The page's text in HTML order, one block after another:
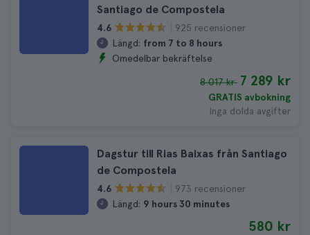
Santiago de Compostela
4.6
925 recensioner
Längd: from 7 to 8 hours
Omedelbar bekräftelse
8 017 kr 7 289 kr
GRATIS avbokning
Inga dolda avgifter
Dagstur till Rias Baixas från Santiago
de Compostela
4.6
973 recensioner
Längd: 9 hours 30 minutes
580 kr